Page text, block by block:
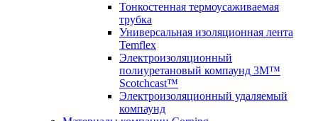
Тонкостенная термоусаживаемая
трубка
Универсальная изоляционная лента
Temflex
Электроизоляционный
полиуретановый компаунд 3M™
Scotchcast™
Электроизоляционный удаляемый
компаунд